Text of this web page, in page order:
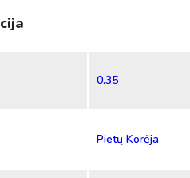
0.35
Pietų Korėja